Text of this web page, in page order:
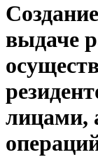
выдаче
лицами,